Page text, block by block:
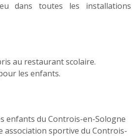
dans toutes les installations
au restaurant scolaire.
les enfants.
enfants du Controis-en-Sologne
association sportive du Controis-